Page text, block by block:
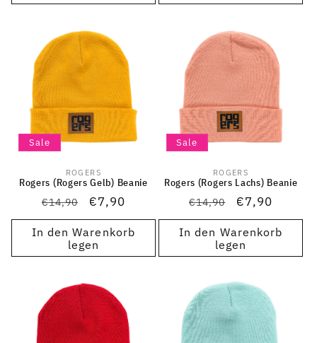
Sale
Anbieter:
ROGERS
Rogers (Rogers Gelb) Beanie
Normaler
Preis
€14,90 Verkaufspreis
€7,90
In den Warenkorb
legen
Sale
Anbieter:
ROGERS
Rogers (Rogers Lachs) Beanie
Normaler
Preis
€14,90 €7,90
In den Warenkorb
legen